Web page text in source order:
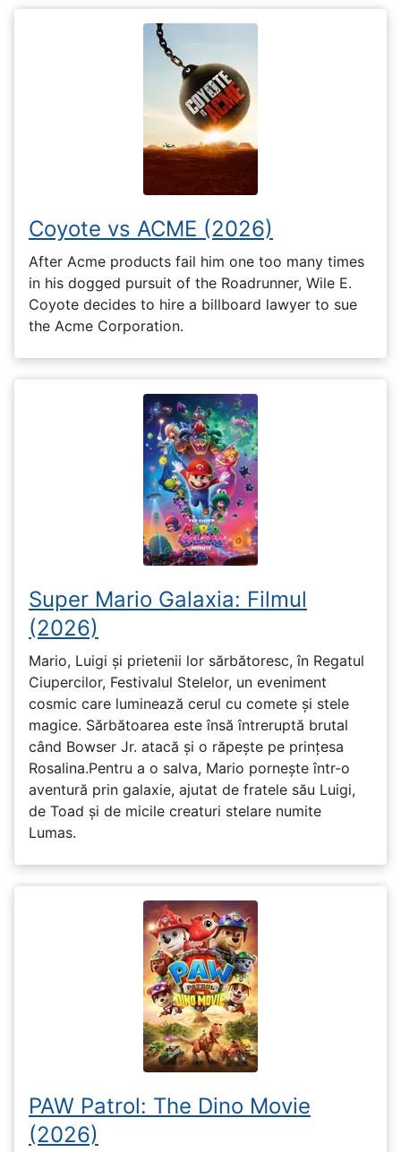
Coyote vs ACME (2026)
After Acme products fail him one too many times
in his dogged pursuit of the Roadrunner, Wile E.
Coyote decides to hire a billboard lawyer to sue
the Acme Corporation.
Super Mario Galaxia: Filmul
(2026)
Mario, Luigi și prietenii lor sărbătoresc, în Regatul
Ciupercilor, Festivalul Stelelor, un eveniment
cosmic care luminează cerul cu comete și stele
magice. Sărbătoarea este însă întreruptă brutal
când Bowser Jr. atacă și o răpește pe prinţesa
Rosalina.Pentru a o salva, Mario pornește într-o
aventură prin galaxie, ajutat de fratele său Luigi,
de Toad și de micile creaturi stelare numite
Lumas.
PAW Patrol: The Dino Movie
(2026)